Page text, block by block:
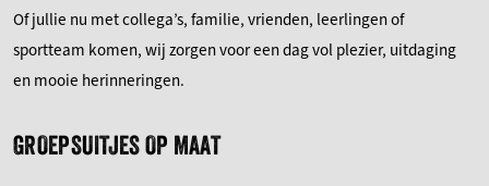
Of jullie nu met collega’s, familie, vrienden, leerlingen of
sportteam komen, wij zorgen voor een dag vol plezier, uitdaging
en mooie herinneringen.
GROEPSUITJES OP MAAT